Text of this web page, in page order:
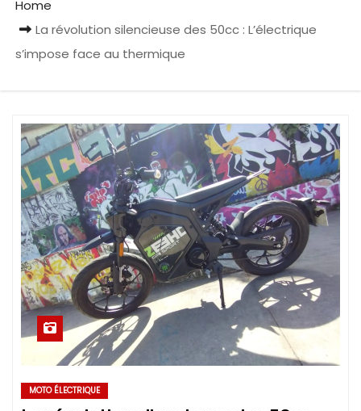
Home
La révolution silencieuse des 50cc : L’électrique
s’impose face au thermique
MOTO ÉLECTRIQUE